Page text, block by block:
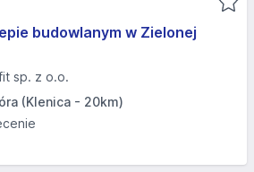
budowlanym w Zielonej
sp. z o.o.
(Klenica - 20km)